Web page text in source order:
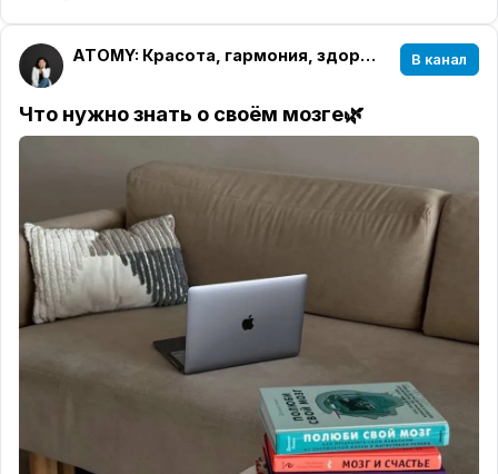
За консультацией и заказам — пишите или
+79676749717
и помогу с заказом ✨
ATOMY: Красота, гармония, здоровье В канал
Что нужно знать о своём мозге🌿